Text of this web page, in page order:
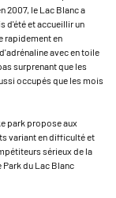
2007, le Lac Blanc a
d'été et accueillir un
rapidement en
avec en toile
surprenant que les
occupés que les mois
park propose aux
variant en difficulté et
sérieux de la
du Lac Blanc